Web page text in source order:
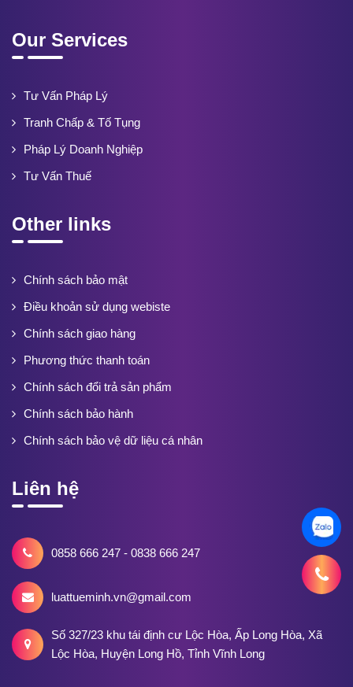
Our Services
Tư Vấn Pháp Lý
Tranh Chấp & Tố Tụng
Pháp Lý Doanh Nghiệp
Tư Vấn Thuế
Other links
Chính sách bảo mật
Điều khoản sử dụng webiste
Chính sách giao hàng
Phương thức thanh toán
Chính sách đổi trả sản phẩm
Chính sách bảo hành
Chính sách bảo vệ dữ liệu cá nhân
Liên hệ
0858 666 247 - 0838 666 247
luattueminh.vn@gmail.com
Số 327/23 khu tái định cư Lộc Hòa, Ấp Long Hòa, Xã
Lộc Hòa, Huyện Long Hồ, Tỉnh Vĩnh Long